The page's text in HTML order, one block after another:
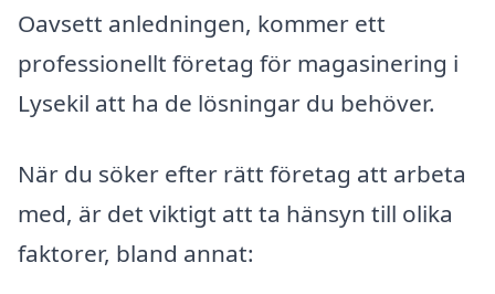
Oavsett anledningen, kommer ett
professionellt företag för magasinering i
Lysekil att ha de lösningar du behöver.
När du söker efter rätt företag att arbeta
med, är det viktigt att ta hänsyn till olika
faktorer, bland annat: